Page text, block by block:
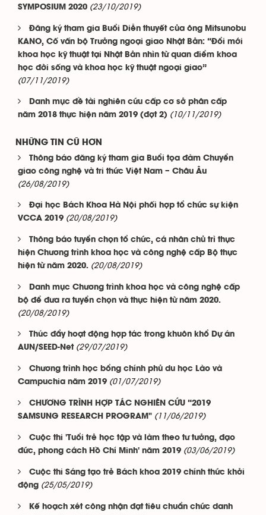
SYMPOSIUM 2020 (23/10/2019)
Đăng ký tham gia Buổi Diễn thuyết của ông Mitsunobu
KANO, Cố vấn bộ Trưởng ngoại giao Nhật Bản: “Đổi mới
khoa học kỹ thuật tại Nhật Bản nhìn từ quan điểm khoa
học đời sống và khoa học kỹ thuật ngoại giao”
(07/11/2019)
Danh mục đề tài nghiên cứu cấp cơ sở phân cấp
năm 2018 thực hiện năm 2019 (đợt 2) (10/11/2019)
NHỮNG TIN CŨ HƠN
Thông báo đăng ký tham gia Buổi tọa đàm Chuyển
giao công nghệ và tri thức Việt Nam – Châu Âu
(26/08/2019)
Đại học Bách Khoa Hà Nội phối hợp tổ chức sự kiện
VCCA 2019 (20/08/2019)
Thông báo tuyển chọn tổ chức, cá nhân chủ trì thực
hiện Chương trình khoa học và công nghệ cấp Bộ thực
hiện từ năm 2020. (20/08/2019)
Danh mục Chương trình khoa học và công nghệ cấp
bộ để đưa ra tuyển chọn và thực hiện từ năm 2020.
(20/08/2019)
Thúc đẩy hoạt động hợp tác trong khuôn khổ Dự án
AUN/SEED-Net (29/07/2019)
Chương trình học bổng chính phủ du học Lào và
Campuchia năm 2019 (01/07/2019)
CHƯƠNG TRÌNH HỢP TÁC NGHIÊN CỨU “2019
SAMSUNG RESEARCH PROGRAM" (11/06/2019)
Cuộc thi 'Tuổi trẻ học tập và làm theo tư tưởng, đạo
đức, phong cách Hồ Chí Minh' năm 2019 (03/06/2019)
Cuộc thi Sáng tạo trẻ Bách khoa 2019 chính thức khởi
động (25/05/2019)
Kế hoạch xét công nhận đạt tiêu chuẩn chức danh